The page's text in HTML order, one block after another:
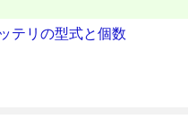
テリの型式と個数